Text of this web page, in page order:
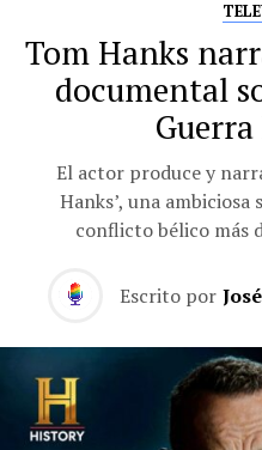
Tom Hanks
documental
El actor produce y
Hanks’, una
conflicto bélico más
Escrito por